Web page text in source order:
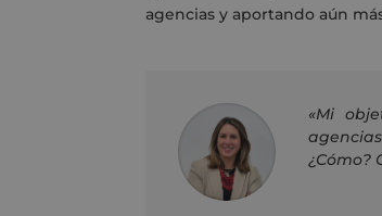
agencias y aportandoaún
«Mi
¿Cómo?